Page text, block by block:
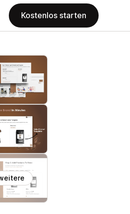
Kostenlos starten